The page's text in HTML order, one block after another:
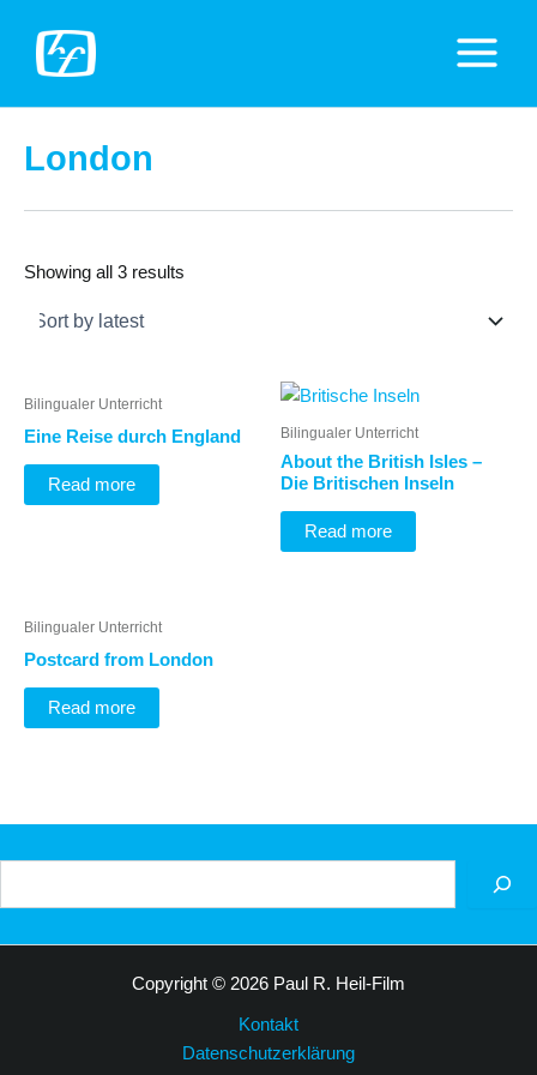
Inhalt
springen
Main
London
Showing all 3 results
Bilingualer Unterricht
Eine Reise durch England
Read more
Bilingualer Unterricht
About the British Isles –
Die Britischen Inseln
Read more
Bilingualer Unterricht
Postcard from London
Read more
Copyright © 2026 Paul R. Heil-Film
Kontakt
Datenschutzerklärung